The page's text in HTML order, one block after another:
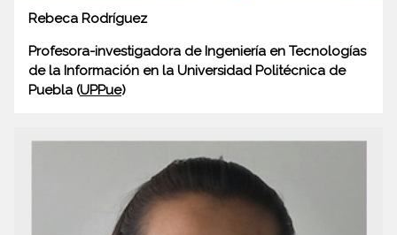
Rebeca Rodríguez
Profesora-investigadora de Ingeniería en Tecnologías
de la Información en la Universidad Politécnica de
Puebla (UPPue)